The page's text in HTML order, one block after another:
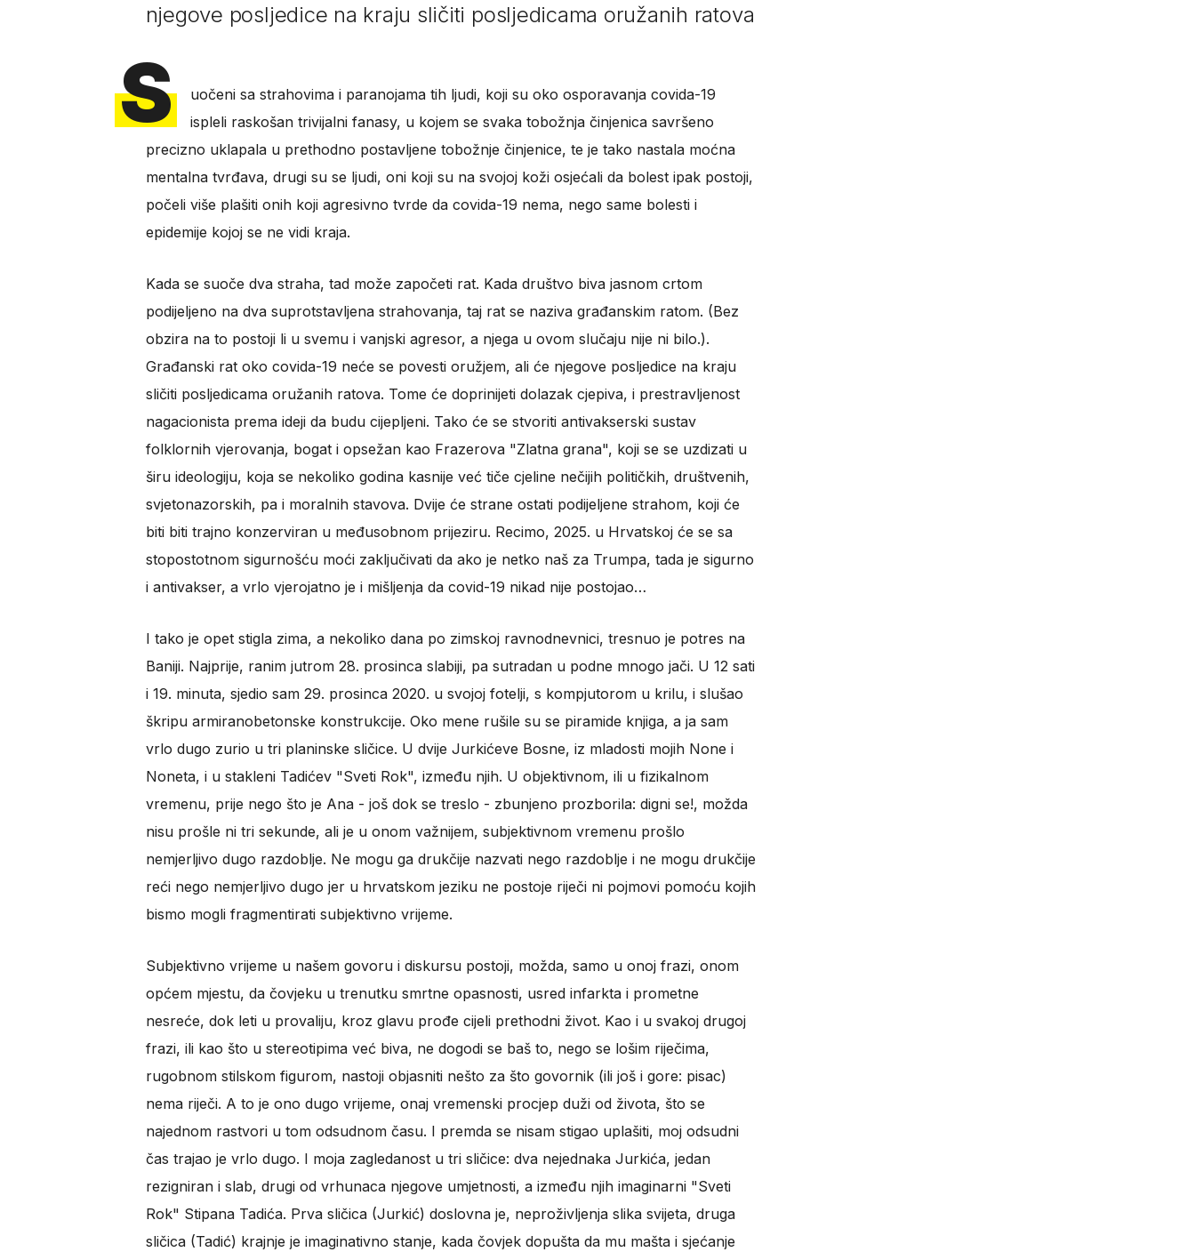
njegove posljedice na kraju sličiti posljedicama oružanih ratova
S
uočeni sa strahovima i paranojama tih ljudi, koji su oko osporavanja covida-19
ispleli raskošan trivijalni fanasy, u kojem se svaka tobožnja činjenica savršeno
precizno uklapala u prethodno postavljene tobožnje činjenice, te je tako nastala moćna
mentalna tvrđava, drugi su se ljudi, oni koji su na svojoj koži osjećali da bolest ipak postoji,
počeli više plašiti onih koji agresivno tvrde da covida-19 nema, nego same bolesti i
epidemije kojoj se ne vidi kraja.
Kada se suoče dva straha, tad može započeti rat. Kada društvo biva jasnom crtom
podijeljeno na dva suprotstavljena strahovanja, taj rat se naziva građanskim ratom. (Bez
obzira na to postoji li u svemu i vanjski agresor, a njega u ovom slučaju nije ni bilo.).
Građanski rat oko covida-19 neće se povesti oružjem, ali će njegove posljedice na kraju
sličiti posljedicama oružanih ratova. Tome će doprinijeti dolazak cjepiva, i prestravljenost
nagacionista prema ideji da budu cijepljeni. Tako će se stvoriti antivakserski sustav
folklornih vjerovanja, bogat i opsežan kao Frazerova "Zlatna grana", koji se se uzdizati u
širu ideologiju, koja se nekoliko godina kasnije već tiče cjeline nečijih političkih, društvenih,
svjetonazorskih, pa i moralnih stavova. Dvije će strane ostati podijeljene strahom, koji će
biti biti trajno konzerviran u međusobnom prijeziru. Recimo, 2025. u Hrvatskoj će se sa
stopostotnom sigurnošću moći zaključivati da ako je netko naš za Trumpa, tada je sigurno
i antivakser, a vrlo vjerojatno je i mišljenja da covid-19 nikad nije postojao…
I tako je opet stigla zima, a nekoliko dana po zimskoj ravnodnevnici, tresnuo je potres na
Baniji. Najprije, ranim jutrom 28. prosinca slabiji, pa sutradan u podne mnogo jači. U 12 sati
i 19. minuta, sjedio sam 29. prosinca 2020. u svojoj fotelji, s kompjutorom u krilu, i slušao
škripu armiranobetonske konstrukcije. Oko mene rušile su se piramide knjiga, a ja sam
vrlo dugo zurio u tri planinske sličice. U dvije Jurkićeve Bosne, iz mladosti mojih None i
Noneta, i u stakleni Tadićev "Sveti Rok", između njih. U objektivnom, ili u fizikalnom
vremenu, prije nego što je Ana - još dok se treslo - zbunjeno prozborila: digni se!, možda
nisu prošle ni tri sekunde, ali je u onom važnijem, subjektivnom vremenu prošlo
nemjerljivo dugo razdoblje. Ne mogu ga drukčije nazvati nego razdoblje i ne mogu drukčije
reći nego nemjerljivo dugo jer u hrvatskom jeziku ne postoje riječi ni pojmovi pomoću kojih
bismo mogli fragmentirati subjektivno vrijeme.
Subjektivno vrijeme u našem govoru i diskursu postoji, možda, samo u onoj frazi, onom
općem mjestu, da čovjeku u trenutku smrtne opasnosti, usred infarkta i prometne
nesreće, dok leti u provaliju, kroz glavu prođe cijeli prethodni život. Kao i u svakoj drugoj
frazi, ili kao što u stereotipima već biva, ne dogodi se baš to, nego se lošim riječima,
rugobnom stilskom figurom, nastoji objasniti nešto za što govornik (ili još i gore: pisac)
nema riječi. A to je ono dugo vrijeme, onaj vremenski procjep duži od života, što se
najednom rastvori u tom odsudnom času. I premda se nisam stigao uplašiti, moj odsudni
čas trajao je vrlo dugo. I moja zagledanost u tri sličice: dva nejednaka Jurkića, jedan
rezigniran i slab, drugi od vrhunaca njegove umjetnosti, a između njih imaginarni "Sveti
Rok" Stipana Tadića. Prva sličica (Jurkić) doslovna je, neproživljenja slika svijeta, druga
sličica (Tadić) krajnje je imaginativno stanje, kada čovjek dopušta da mu mašta i sjećanje